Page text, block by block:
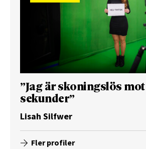
”Jag är skoningslös
sekunder”
Lisah Silfwer
Fler profiler